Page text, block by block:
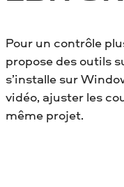
Pour un contrôle
propose des outils
s’installe sur
vidéo, ajuster les
même projet.